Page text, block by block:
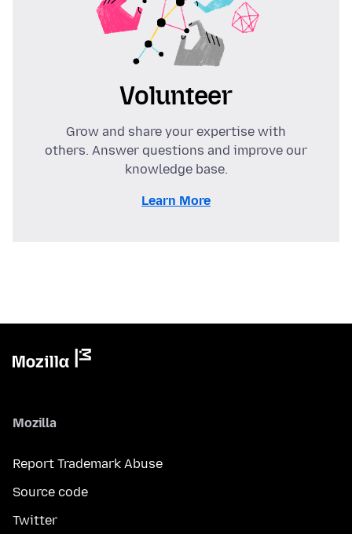
Volunteer
Grow and share your expertise with
others. Answer questions and improve our
knowledge base.
Learn More
Mozilla
Report Trademark Abuse
Source code
Twitter